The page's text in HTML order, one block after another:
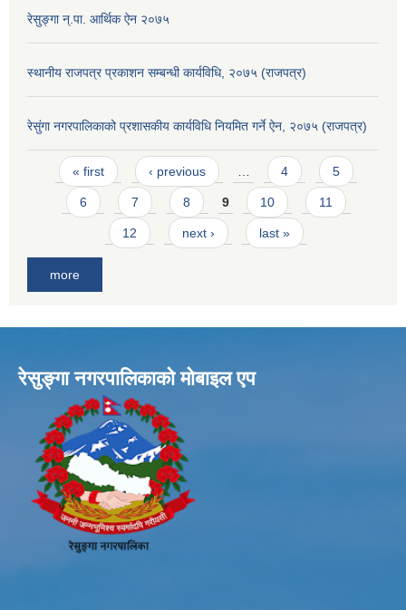
रेसुङ्गा न्.पा. आर्थिक ऐन २०७५
स्थानीय राजपत्र प्रकाशन सम्बन्धी कार्यविधि, २०७५ (राजपत्र)
रेसुंगा नगरपालिकाको प्रशासकीय कार्यविधि नियमित गर्ने ऐन, २०७५ (राजपत्र)
Pages
« first ‹ previous 4 5
6 7 8 9 10 11
12 next › last »
more
रेसुङ्गा नगरपालिकाकाे माेबाइल एप